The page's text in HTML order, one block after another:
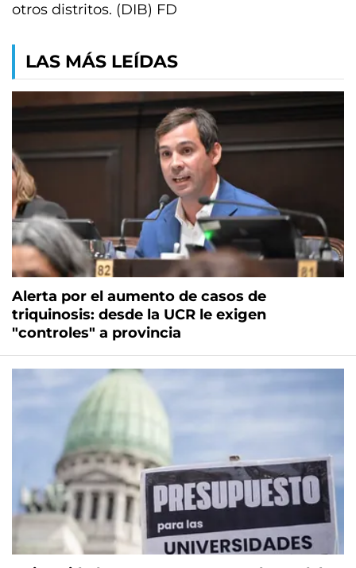
otros distritos. (DIB) FD
LAS MÁS LEÍDAS
Alerta por el aumento de casos de
triquinosis: desde la UCR le exigen
"controles" a provincia